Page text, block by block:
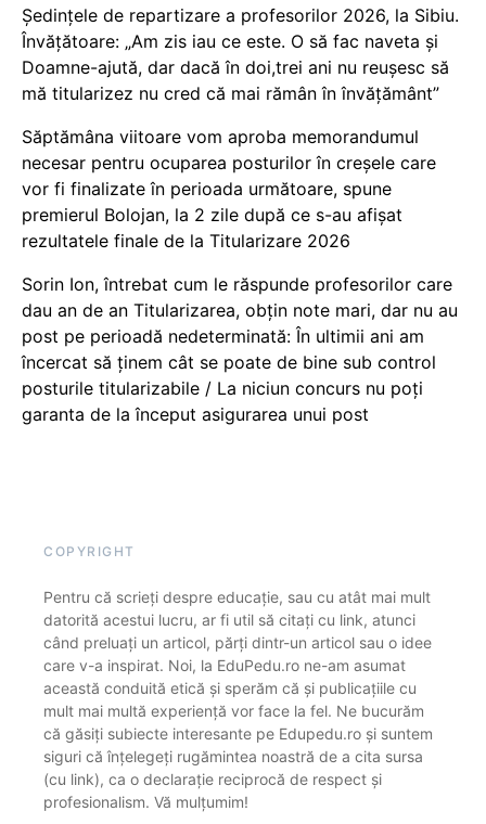
Ședințele de repartizare a profesorilor 2026, la Sibiu.
Învățătoare: „Am zis iau ce este. O să fac naveta și
Doamne-ajută, dar dacă în doi,trei ani nu reușesc să
mă titularizez nu cred că mai rămân în învățământ”
Săptămâna viitoare vom aproba memorandumul
necesar pentru ocuparea posturilor în creșele care
vor fi finalizate în perioada următoare, spune
premierul Bolojan, la 2 zile după ce s-au afișat
rezultatele finale de la Titularizare 2026
Sorin Ion, întrebat cum le răspunde profesorilor care
dau an de an Titularizarea, obțin note mari, dar nu au
post pe perioadă nedeterminată: În ultimii ani am
încercat să ținem cât se poate de bine sub control
posturile titularizabile / La niciun concurs nu poți
garanta de la început asigurarea unui post
COPYRIGHT
Pentru că scrieți despre educație, sau cu atât mai mult
datorită acestui lucru, ar fi util să citați cu link, atunci
când preluați un articol, părți dintr-un articol sau o idee
care v-a inspirat. Noi, la EduPedu.ro ne-am asumat
această conduită etică și sperăm că și publicațiile cu
mult mai multă experiență vor face la fel. Ne bucurăm
că găsiți subiecte interesante pe Edupedu.ro și suntem
siguri că înțelegeți rugămintea noastră de a cita sursa
(cu link), ca o declarație reciprocă de respect și
profesionalism. Vă mulțumim!